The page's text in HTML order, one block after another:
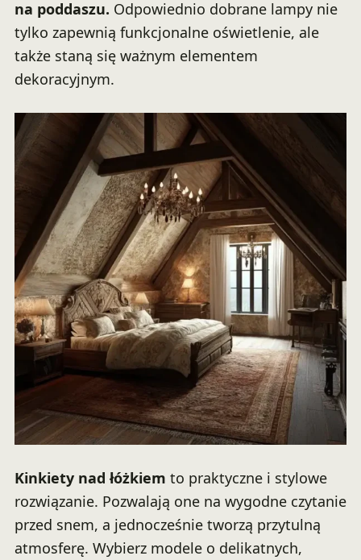
na poddaszu. Odpowiednio dobrane lampy nie
tylko zapewnią funkcjonalne oświetlenie, ale
także staną się ważnym elementem
dekoracyjnym.
Kinkiety nad łóżkiem to praktyczne i stylowe
rozwiązanie. Pozwalają one na wygodne czytanie
przed snem, a jednocześnie tworzą przytulną
atmosferę. Wybierz modele o delikatnych,